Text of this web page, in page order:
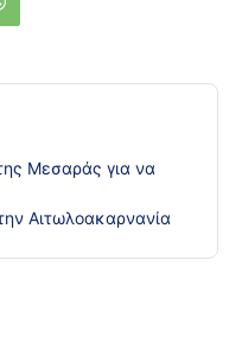
Μεσαράς για να
Αιτωλοακαρνανία